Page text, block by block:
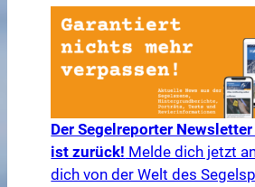
Der Segelreporter
ist zurück! Melde dich jetzt
dich von der Welt des